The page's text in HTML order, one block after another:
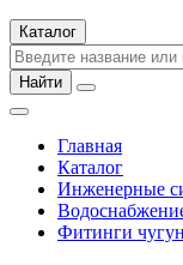
Каталог
Найти
Главная
Каталог
Инженерные
Фитинги